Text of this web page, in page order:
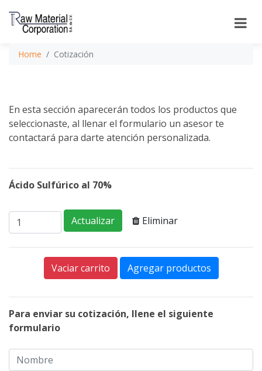
Home Cotización
En esta sección aparecerán todos los productos que
seleccionaste, al llenar el formulario un asesor te
contactará para darte atención personalizada.
Ácido Sulfúrico al 70%
Eliminar
Vaciar carrito Agregar productos
Para enviar su cotización, llene el siguiente
formulario